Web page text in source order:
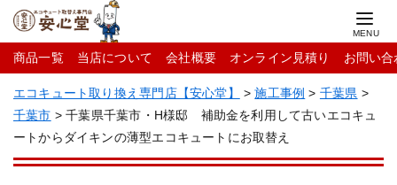
商品一覧 当店について 会社概要 オンライン見積り お問い合
エコキュート取り換え専門店【安心堂】 >施工事例 > 千葉県 >
千葉市 >千葉県千葉市・H様邸 補助金を利用して古いエコキュ
ートからダイキンの薄型エコキュートにお取替え